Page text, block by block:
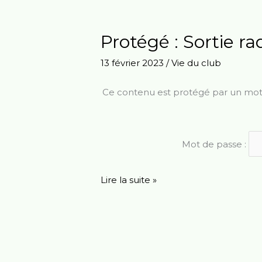
Protégé : Sortie
13 février 2023/Vie du club
Ce contenu est protégé par un
Mot de passe :
Protégé :
raquettes
Lire la suite »